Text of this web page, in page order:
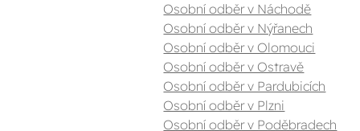
Osobní odběr v Náchodě
Osobní odběr v Nýřanech
Osobní odběr v Olomouci
Osobní odběr v Ostravě
Osobní odběr v Pardubicích
Osobní odběr v Plzni
Osobní odběr v Poděbradech